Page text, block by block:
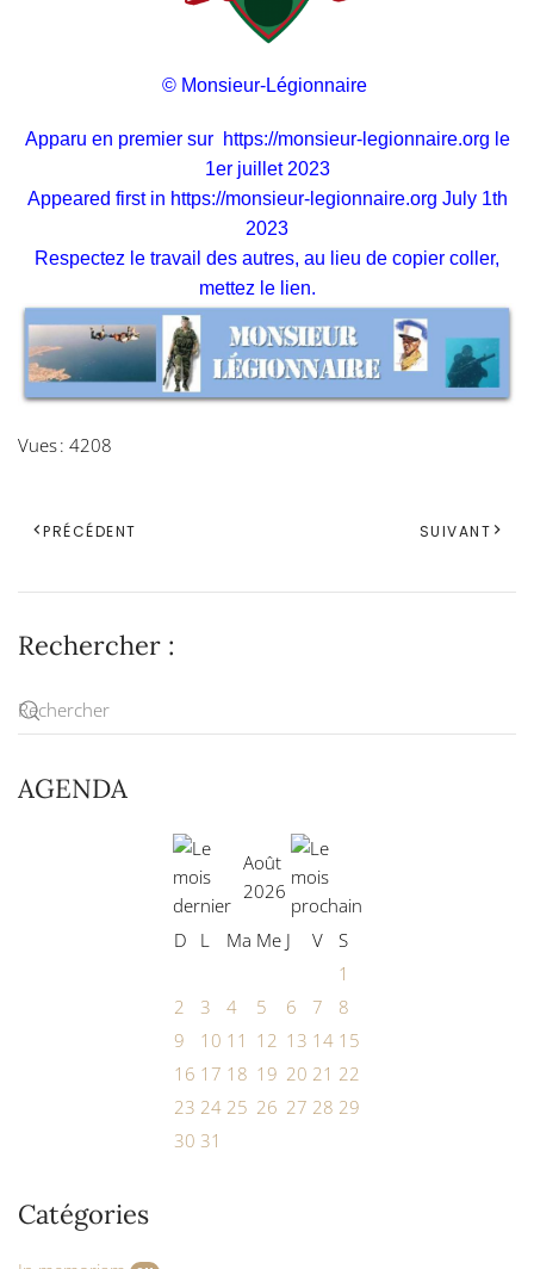
© Monsieur-Légionnaire
Apparu en premier sur https://monsieur-legionnaire.org le
1er juillet 2023
Appeared first in https://monsieur-legionnaire.org July 1th
2023
Respectez le travail des autres, au lieu de copier coller,
mettez le lien.
Vues : 4208
PRÉCÉDENT SUIVANT
Rechercher :
AGENDA
Août
2026
D L Ma Me J V
S
1
2
3 4 5 6 7
8
9
10 11 12 13 14 15
16 17 18 19 20 21 22
23 24 25 26 27 28 29
30 31
Catégories